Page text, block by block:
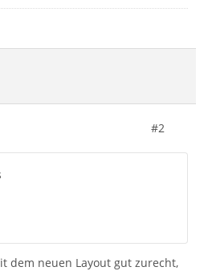
#2
dem neuen Layout gut zurecht,